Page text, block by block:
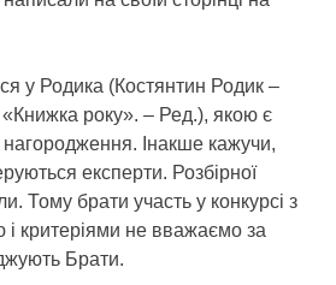
у Родика (Костянтин Родик –
«Книжка року». – Ред.), якою є
нагородження. Інакше кажучи,
експерти. Розбірної
Тому брати участь у конкурсі з
критеріями не вважаємо за
Брати.